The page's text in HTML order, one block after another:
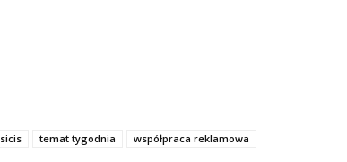
sicis temat tygodnia współpraca reklamowa